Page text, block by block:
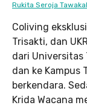
Rukita Seroja
Coliving
Trisakti, dan
dari Universitas
dan ke Kampus
berkendara.
Krida Wacana